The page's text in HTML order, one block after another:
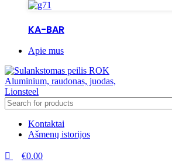
KA-BAR
Apie mus
Kontaktai
Ašmenų istorijos
€0.00